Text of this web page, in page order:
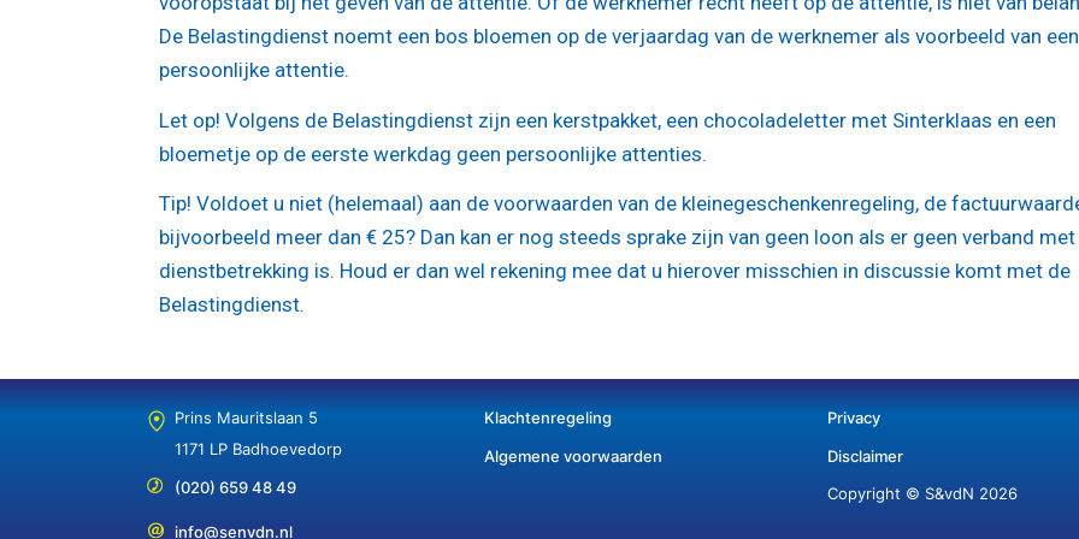
De Belastingdienst noemt een bos bloemen op de verjaardag van de werknemer als voorbeeld van een
persoonlijke attentie.
Let op! Volgens de Belastingdienst zijn een kerstpakket, een chocoladeletter met Sinterklaas en een
bloemetje op de eerste werkdag geen persoonlijke attenties.
Tip! Voldoet u niet (helemaal) aan de voorwaarden van de kleinegeschenkenregeling, de
bijvoorbeeld meer dan € 25? Dan kan er nog steeds sprake zijn van geen loon als er geen verband
dienstbetrekking is. Houd er dan wel rekening mee dat u hierover misschien in discussie komt met de
Belastingdienst.
Prins Mauritslaan 5
1171 LP Badhoevedorp
(020) 659 48 49
info@senvdn.nl
Klachtenregeling
Algemene voorwaarden
Privacy
Disclaimer
Copyright © S&vdN 2026